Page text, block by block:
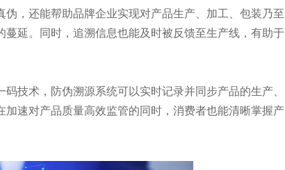
，还能帮助品牌企业实现对产品生产、加工、包装乃至
延。同时，追溯信息也能及时被反馈至生产线，有助于
技术，防伪溯源系统可以实时记录并同步产品的生产、
速对产品质量高效监管的同时，消费者也能清晰掌握产